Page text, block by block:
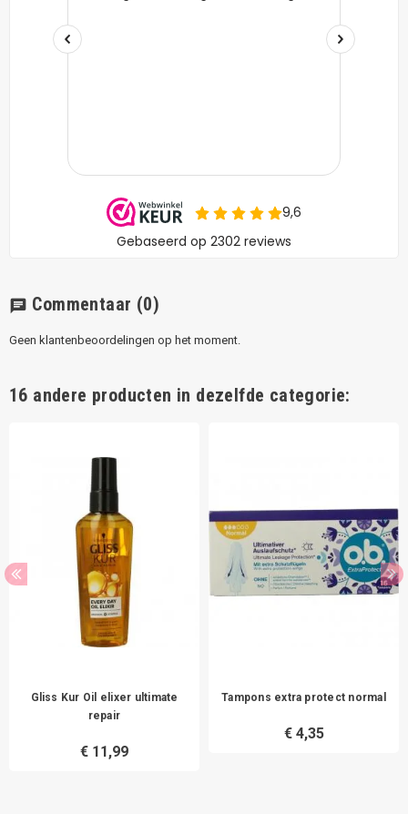
chat Commentaar (0)
Geen klantenbeoordelingen op het moment.
16 andere producten in dezelfde categorie:
Gliss Kur Oil elixer ultimate
repair
€ 11,99
Tampons extra protect normal
€ 4,35